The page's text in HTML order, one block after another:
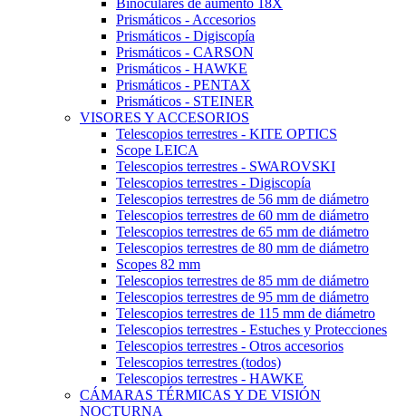
Binoculares de aumento 18X
Prismáticos - Accesorios
Prismáticos - Digiscopía
Prismáticos - CARSON
Prismáticos - HAWKE
Prismáticos - PENTAX
Prismáticos - STEINER
VISORES Y ACCESORIOS
Telescopios terrestres - KITE OPTICS
Scope LEICA
Telescopios terrestres - SWAROVSKI
Telescopios terrestres - Digiscopía
Telescopios terrestres de 56 mm de diámetro
Telescopios terrestres de 60 mm de diámetro
Telescopios terrestres de 65 mm de diámetro
Telescopios terrestres de 80 mm de diámetro
Scopes 82 mm
Telescopios terrestres de 85 mm de diámetro
Telescopios terrestres de 95 mm de diámetro
Telescopios terrestres de 115 mm de diámetro
Telescopios terrestres - Estuches y Protecciones
Telescopios terrestres - Otros accesorios
Telescopios terrestres (todos)
Telescopios terrestres - HAWKE
CÁMARAS TÉRMICAS Y DE VISIÓN
NOCTURNA